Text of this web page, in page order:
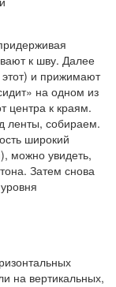
к шву. Далее
и прижимают
на одном из
центра к краям.
ленты, собираем.
широкий
можно увидеть,
Затем снова
на вертикальных,